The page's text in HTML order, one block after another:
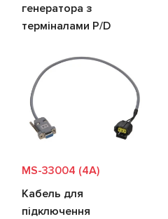
генератора з
терміналами P/D
MS-33004 (4A)
Кабель для
підключення